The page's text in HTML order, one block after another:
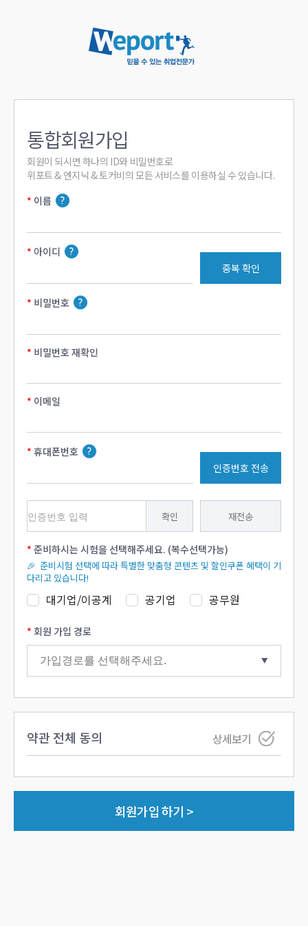
통합회원가입
회원이 되시면 하나의 ID와 비밀번호로
위포트 & 엔지닉 & 토커비의 모든 서비스를 이용하실 수 있습니다.
이름
아이디
중복 확인
비밀번호
비밀번호 재확인
이메일
휴대폰번호
인증번호 전송
확인 재전송
준비하시는 시험을 선택해주세요. (복수선택가능)
🎉 준비시험 선택에 따라 특별한 맞춤형 콘텐츠 및 할인쿠폰 혜택이 기
다리고 있습니다!
대기업/이공계 공기업 공무원
회원 가입 경로
약관 전체 동의 상세보기
회원가입 하기 >